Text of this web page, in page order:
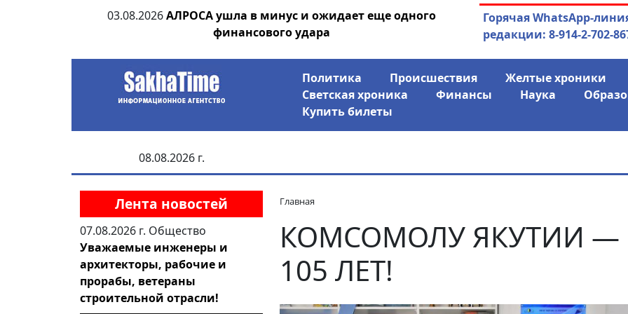
03.08.2026 АЛРОСА ушла в минус и ожидает еще одного
финансового удара
04.08.2026Маринычев у
Горячая WhatsApp-
редакции: 8-914-2-702-
Политика Происшествия Желтые хроники
Светская хроника
Финансы Наука
Купить билеты
08.08.2026 г.
Лента новостей
07.08.2026 г. Общество
Уважаемые инженеры и
архитекторы, рабочие и
прорабы, ветераны
строительной отрасли!
Главная
КОМСОМОЛУ ЯКУТИИ —
105 ЛЕТ!